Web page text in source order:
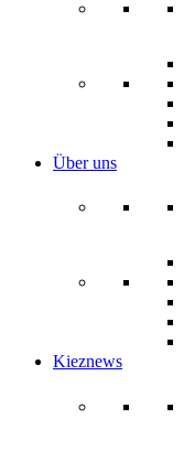
Über uns
Kieznews